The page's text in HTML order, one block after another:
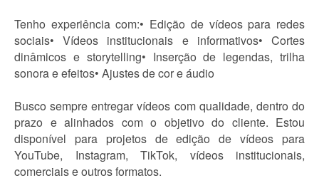
Tenho experiência com:• Edição de vídeos para redes
sociais• Vídeos institucionais e informativos• Cortes
dinâmicos e storytelling• Inserção de legendas, trilha
sonora e efeitos• Ajustes de cor e áudio
Busco sempre entregar vídeos com qualidade, dentro do
prazo e alinhados com o objetivo do cliente. Estou
disponível para projetos de edição de vídeos para
YouTube, Instagram, TikTok, vídeos institucionais,
comerciais e outros formatos.